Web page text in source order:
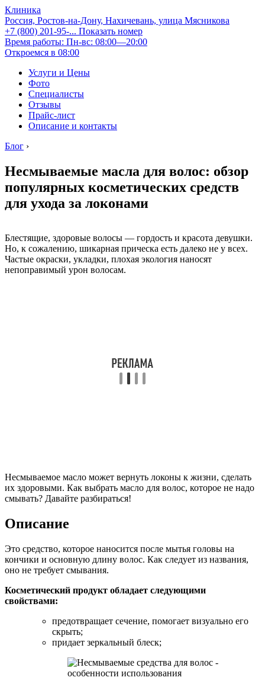
Клиника
Россия, Ростов-на-Дону, Нахичевань, улица Мясникова
+7 (800) 201-95-... Показать номер
Время работы: Пн-вс: 08:00—20:00
Откроемся в 08:00
Услуги и Цены
Фото
Специалисты
Отзывы
Прайс-лист
Описание и контакты
Блог ›
Несмываемые масла для волос: обзор
популярных косметических средств
для ухода за локонами
Блестящие, здоровые волосы — гордость и красота девушки.
Но, к сожалению, шикарная прическа есть далеко не у всех.
Частые окраски, укладки, плохая экология наносят
непоправимый урон волосам.
Несмываемое масло может вернуть локоны к жизни, сделать
их здоровыми. Как выбрать масло для волос, которое не надо
смывать? Давайте разбираться!
Описание
Это средство, которое наносится после мытья головы на
кончики и основную длину волос. Как следует из названия,
оно не требует смывания.
Косметический продукт обладает следующими
свойствами:
предотвращает сечение, помогает визуально его
скрыть;
придает зеркальный блеск;